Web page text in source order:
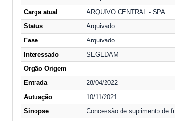
Carga atual
ARQUIVO CENTRAL - SPA
Status
Arquivado
Fase
Arquivado
Interessado
SEGEDAM
Orgão Origem
Entrada
28/04/2022
Autuação
10/11/2021
Sinopse
Concessão de suprimento de